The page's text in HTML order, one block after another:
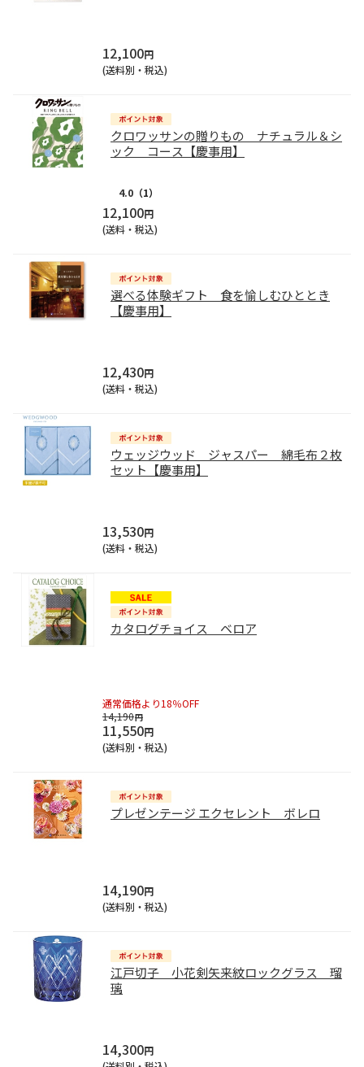
12,100円
(送料別・税込)
クロワッサンの贈りもの ナチュラル＆シ
ック コース【慶事用】
4.0 （1）
12,100円
(送料・税込)
選べる体験ギフト 食を愉しむひととき
【慶事用】
12,430円
(送料・税込)
ウェッジウッド ジャスパー 綿毛布２枚
セット【慶事用】
13,530円
(送料・税込)
カタログチョイス ベロア
通常価格より18％OFF
14,190円
11,550円
(送料別・税込)
プレゼンテージ エクセレント ボレロ
14,190円
(送料別・税込)
江戸切子 小花剣矢来紋ロックグラス 瑠
璃
14,300円